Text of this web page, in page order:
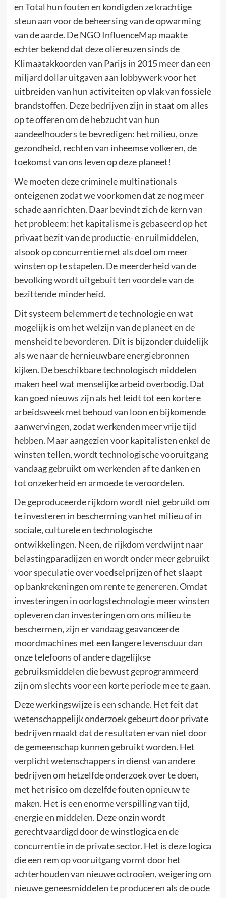
en Total hun fouten en kondigden ze krachtige
steun aan voor de beheersing van de opwarming
van de aarde. De NGO InfluenceMap maakte
echter bekend dat deze oliereuzen sinds de
Klimaatakkoorden van Parijs in 2015 meer dan een
miljard dollar uitgaven aan lobbywerk voor het
uitbreiden van hun activiteiten op vlak van fossiele
brandstoffen. Deze bedrijven zijn in staat om alles
op te offeren om de hebzucht van hun
aandeelhouders te bevredigen: het milieu, onze
gezondheid, rechten van inheemse volkeren, de
toekomst van ons leven op deze planeet!
We moeten deze criminele multinationals
onteigenen zodat we voorkomen dat ze nog meer
schade aanrichten. Daar bevindt zich de kern van
het probleem: het kapitalisme is gebaseerd op het
privaat bezit van de productie- en ruilmiddelen,
alsook op concurrentie met als doel om meer
winsten op te stapelen. De meerderheid van de
bevolking wordt uitgebuit ten voordele van de
bezittende minderheid.
Dit systeem belemmert de technologie en wat
mogelijk is om het welzijn van de planeet en de
mensheid te bevorderen. Dit is bijzonder duidelijk
als we naar de hernieuwbare energiebronnen
kijken. De beschikbare technologisch middelen
maken heel wat menselijke arbeid overbodig. Dat
kan goed nieuws zijn als het leidt tot een kortere
arbeidsweek met behoud van loon en bijkomende
aanwervingen, zodat werkenden meer vrije tijd
hebben. Maar aangezien voor kapitalisten enkel de
winsten tellen, wordt technologische vooruitgang
vandaag gebruikt om werkenden af te danken en
tot onzekerheid en armoede te veroordelen.
De geproduceerde rijkdom wordt niet gebruikt om
te investeren in bescherming van het milieu of in
sociale, culturele en technologische
ontwikkelingen. Neen, de rijkdom verdwijnt naar
belastingparadijzen en wordt onder meer gebruikt
voor speculatie over voedselprijzen of het slaapt
op bankrekeningen om rente te genereren. Omdat
investeringen in oorlogstechnologie meer winsten
opleveren dan investeringen om ons milieu te
beschermen, zijn er vandaag geavanceerde
moordmachines met een langere levensduur dan
onze telefoons of andere dagelijkse
gebruiksmiddelen die bewust geprogrammeerd
zijn om slechts voor een korte periode mee te gaan.
Deze werkingswijze is een schande. Het feit dat
wetenschappelijk onderzoek gebeurt door private
bedrijven maakt dat de resultaten ervan niet door
de gemeenschap kunnen gebruikt worden. Het
verplicht wetenschappers in dienst van andere
bedrijven om hetzelfde onderzoek over te doen,
met het risico om dezelfde fouten opnieuw te
maken. Het is een enorme verspilling van tijd,
energie en middelen. Deze onzin wordt
gerechtvaardigd door de winstlogica en de
concurrentie in de private sector. Het is deze logica
die een rem op vooruitgang vormt door het
achterhouden van nieuwe octrooien, weigering om
nieuwe geneesmiddelen te produceren als de oude